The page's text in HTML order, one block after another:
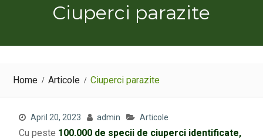
Ciuperci parazite
Home Articole Ciuperci parazite
April 20, 2023 admin Articole
Cu peste 100.000 de specii de ciuperci identificate,